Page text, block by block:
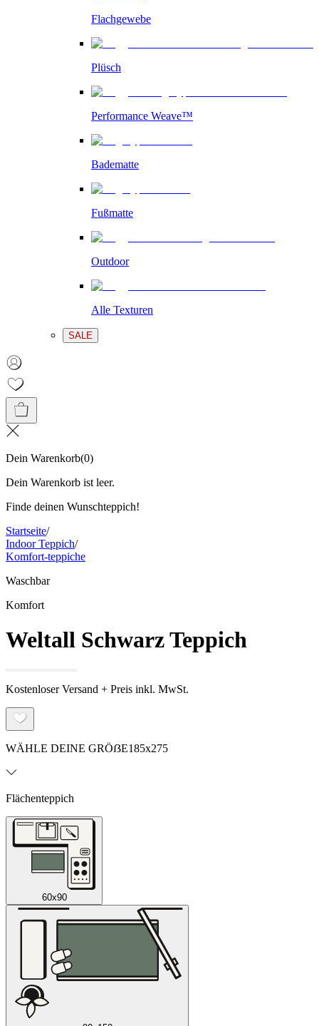
Flachgewebe
Plüsch
Performance Weave™
Badematte
Fußmatte
Outdoor
Alle Texturen
SALE
Dein Warenkorb(0)
Dein Warenkorb ist leer.
Finde deinen Wunschteppich!
Startseite/
Indoor Teppich/
Komfort-teppiche
Waschbar
Komfort
Weltall Schwarz Teppich
Kostenloser Versand + Preis inkl. MwSt.
WÄHLE DEINE GRÖẞE185x275
Flächenteppich
60x90